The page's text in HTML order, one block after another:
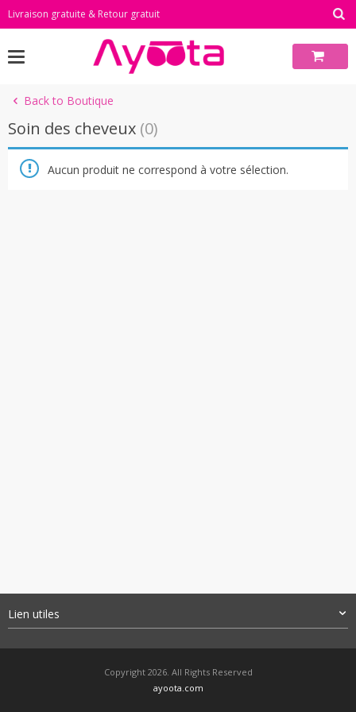
SkipLivraison gratuite & Retour gratuit
Back to Boutique
Soin des cheveux (0)
Aucun produit ne correspond à votre sélection.
Lien utiles
Copyright 2026. All Rights Reserved
ayoota.com